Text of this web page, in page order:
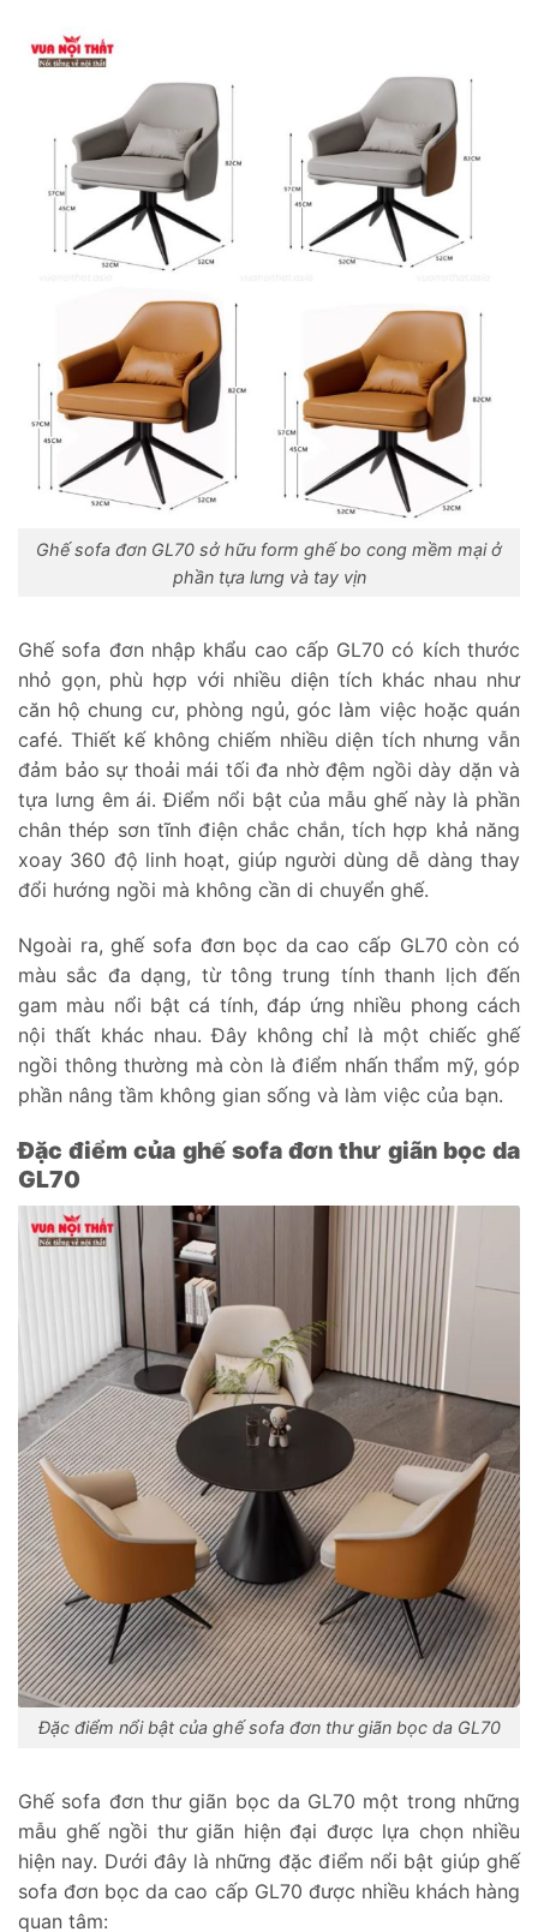
Ghế sofa đơn GL70 sở hữu form ghế bo cong mềm mại ở
phần tựa lưng và tay vịn
Ghế sofa đơn nhập khẩu cao cấp GL70 có kích thước
nhỏ gọn, phù hợp với nhiều diện tích khác nhau như
căn hộ chung cư, phòng ngủ, góc làm việc hoặc quán
café. Thiết kế không chiếm nhiều diện tích nhưng vẫn
đảm bảo sự thoải mái tối đa nhờ đệm ngồi dày dặn và
tựa lưng êm ái. Điểm nổi bật của mẫu ghế này là phần
chân thép sơn tĩnh điện chắc chắn, tích hợp khả năng
xoay 360 độ linh hoạt, giúp người dùng dễ dàng thay
đổi hướng ngồi mà không cần di chuyển ghế.
Ngoài ra, ghế sofa đơn bọc da cao cấp GL70 còn có
màu sắc đa dạng, từ tông trung tính thanh lịch đến
gam màu nổi bật cá tính, đáp ứng nhiều phong cách
nội thất khác nhau. Đây không chỉ là một chiếc ghế
ngồi thông thường mà còn là điểm nhấn thẩm mỹ, góp
phần nâng tầm không gian sống và làm việc của bạn.
Đặc điểm của ghế sofa đơn thư giãn bọc da
GL70
Đặc điểm nổi bật của ghế sofa đơn thư giãn bọc da GL70
Ghế sofa đơn thư giãn bọc da GL70 một trong những
mẫu ghế ngồi thư giãn hiện đại được lựa chọn nhiều
hiện nay. Dưới đây là những đặc điểm nổi bật giúp ghế
sofa đơn bọc da cao cấp GL70 được nhiều khách hàng
quan tâm: